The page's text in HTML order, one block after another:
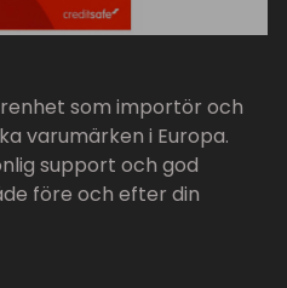
som importör och
varumärken i Europa.
support och god
före och efter din